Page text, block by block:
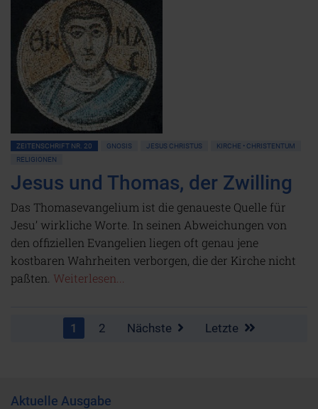
ZEITENSCHRIFT NR. 20 GNOSIS JESUS CHRISTUS
KIRCHE • CHRISTENTUM
RELIGIONEN
Jesus und Thomas, der Zwilling
Das Thomasevangelium ist die genaueste Quelle für
Jesu’ wirkliche Worte. In seinen Abweichungen von
den offiziellen Evangelien liegen oft genau jene
kostbaren Wahrheiten verborgen, die der Kirche nicht
paßten. Weiterlesen...
1 2 Nächste Letzte
Aktuelle Ausgabe